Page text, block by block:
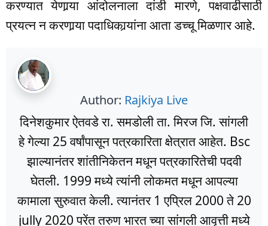
करण्यात येणार्‍या आंदोलनाला दांडी मारणे, पक्षवाढीसाठी
प्रयत्न न करणार्‍या पदाधिकार्‍यांना आता डच्चू मिळणार आहे.
Author: Rajkiya Live
दिनेशकुमार ऐतवडे रा. समडोली ता. मिरज जि. सांगली
हे गेल्या 25 वर्षांपासून पत्रकारिता क्षेत्रात आहेत. Bsc
झाल्यानंतर शांतीनिकेतन मधून पत्रकारितेची पदवी
घेतली. 1999 मध्ये त्यांनी लोकमत मधून आपल्या
कामाला सुरुवात केली. त्यानंतर 1 एप्रिल 2000 ते 20
jully 2020 परेंत तरुण भारत च्या सांगली आवृत्ती मध्ये